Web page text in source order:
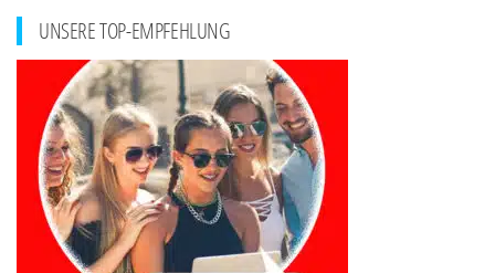
UNSERE TOP-EMPFEHLUNG